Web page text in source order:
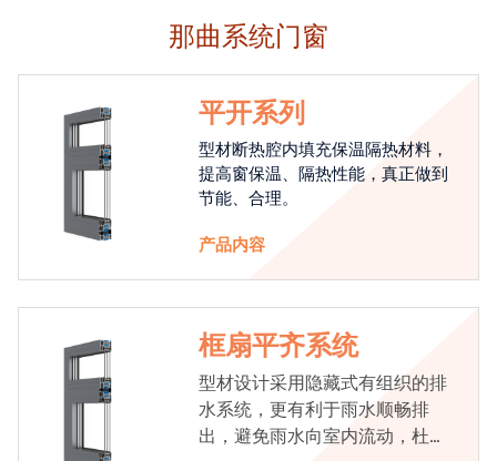
那曲系统门窗
平开系列
型材断热腔内填充保温隔热材料，
提高窗保温、隔热性能，真正做到
节能、合理。
产品内容
框扇平齐系统
型材设计采用隐藏式有组织的排
水系统，更有利于雨水顺畅排
出，避免雨水向室内流动，杜绝